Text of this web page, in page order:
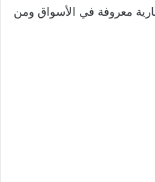
معروفة في الأسواق ومن